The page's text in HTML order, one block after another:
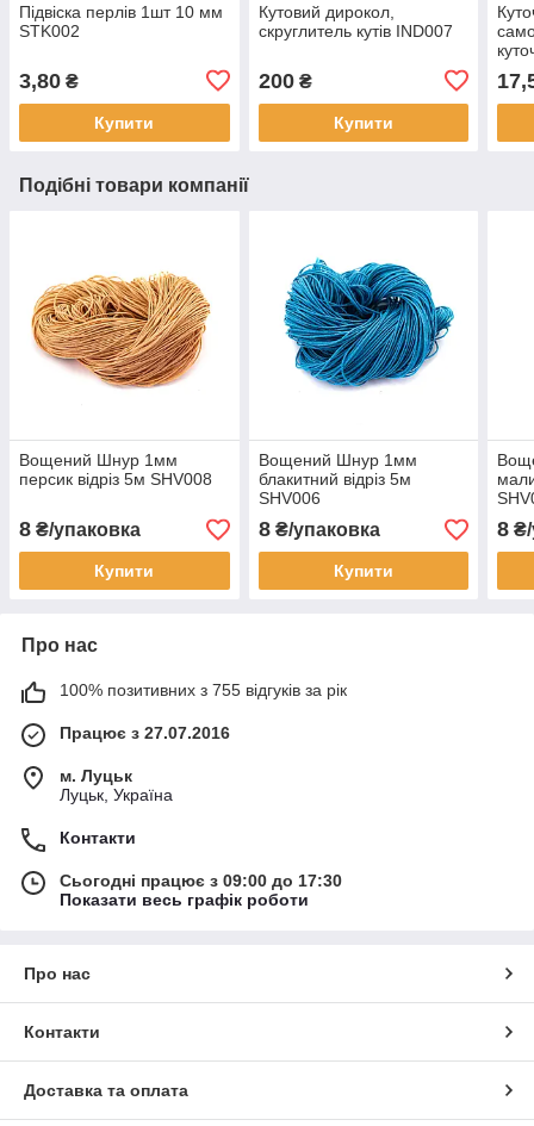
Підвіска перлів 1шт 10 мм
STK002
3,80 ₴
Купити
Кутовий дирокол,
скруглитель кутів IND007
200₴
Купити
Подібні товари компанії
Вощений Шнур 1мм
персик відріз 5м SHV008
8 ₴/упаковка
Купити
Вощений Шнур 1мм
блакитний відріз 5м
SHV006
8₴/упаковка
Купити
8 ₴/
Про нас
100% позитивних з 755 відгуків за рік
Працює з 27.07.2016
м. Луцьк
Луцьк, Україна
Контакти
Сьогодні працює з 09:00 до 17:30
Показати весь графік роботи
Про нас
Контакти
Доставка та оплата